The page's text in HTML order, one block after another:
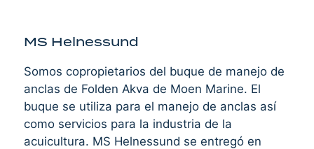
MS Helnessund
Somos copropietarios del buque de manejo de
anclas de Folden Akva de Moen Marine. El
buque se utiliza para el manejo de anclas así
como servicios para la industria de la
acuicultura. MS Helnessund se entregó en